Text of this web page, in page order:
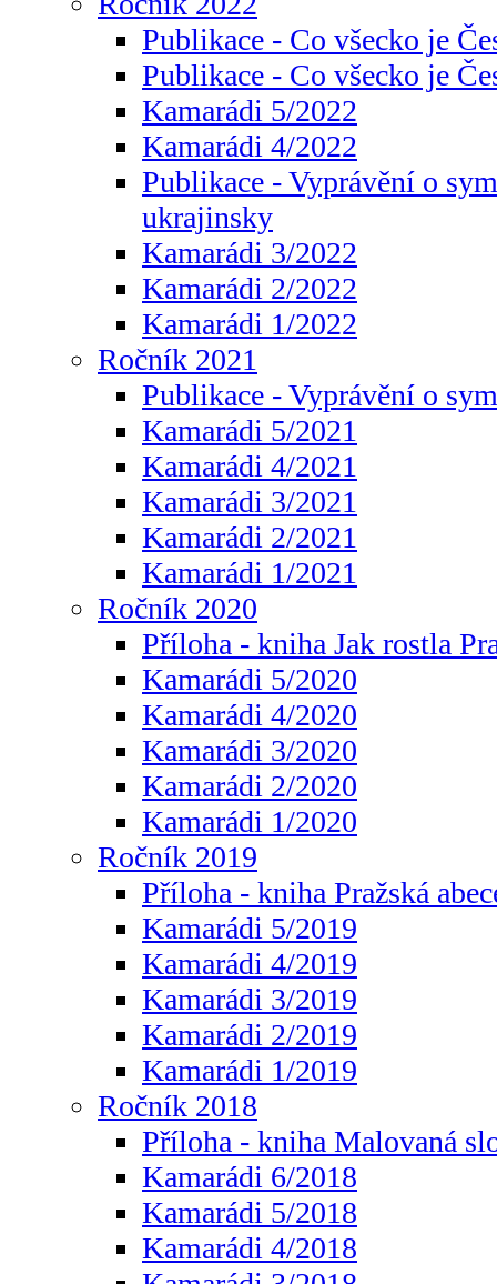
Publikace - Co všecko je
Publikace - Co všecko je
Kamarádi 5/2022
Kamarádi 4/2022
Publikace - Vyprávění o
ukrajinsky
Kamarádi 3/2022
Kamarádi 2/2022
Kamarádi 1/2022
Ročník 2021
Publikace - Vyprávění o
Kamarádi 5/2021
Kamarádi 4/2021
Kamarádi 3/2021
Kamarádi 2/2021
Kamarádi 1/2021
Ročník 2020
Příloha - kniha Jak rostla
Kamarádi 5/2020
Kamarádi 4/2020
Kamarádi 3/2020
Kamarádi 2/2020
Kamarádi 1/2020
Ročník 2019
Příloha - kniha Pražská
Kamarádi 5/2019
Kamarádi 4/2019
Kamarádi 3/2019
Kamarádi 2/2019
Kamarádi 1/2019
Ročník 2018
Příloha - kniha Malovaná
Kamarádi 6/2018
Kamarádi 5/2018
Kamarádi 4/2018